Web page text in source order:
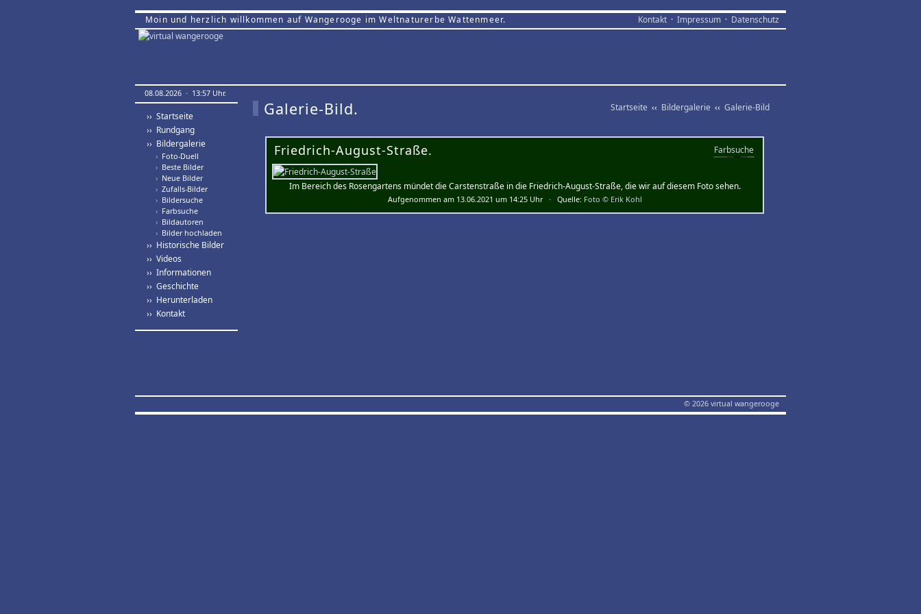
Moin und herzlich willkommen auf Wangerooge im Weltnaturerbe Wattenmeer. Kontakt · Impressum · Datenschutz
08.08.2026 · 13:57 Uhr.
›› Startseite
›› Rundgang
›› Bildergalerie
› Foto-Duell
› Beste Bilder
› Neue Bilder
› Zufalls-Bilder
› Bildersuche
› Farbsuche
› Bildautoren
› Bilder hochladen
›› Historische Bilder
›› Videos
›› Informationen
›› Geschichte
›› Herunterladen
›› Kontakt
Startseite ‹‹ Bildergalerie ‹‹ Galerie-Bild
Galerie-Bild.
Farbsuche
Friedrich-August-Straße.
Im Bereich des Rosengartens mündet die Carstenstraße in die Friedrich-August-Straße, die wir auf diesem Foto sehen.
Aufgenommen am 13.06.2021 um 14:25 Uhr · Quelle: Foto © Erik Kohl
© 2026 virtual wangerooge